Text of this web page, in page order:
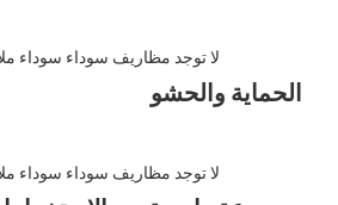
الحماية والحشو